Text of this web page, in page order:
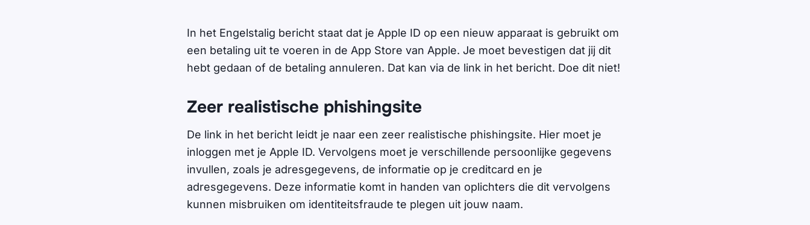
In het Engelstalig bericht staat dat je Apple ID op een nieuw apparaat is gebruikt om
een betaling uit te voeren in de App Store van Apple. Je moet bevestigen dat jij dit
hebt gedaan of de betaling annuleren. Dat kan via de link in het bericht. Doe dit niet!
Zeer realistische phishingsite
De link in het bericht leidt je naar een zeer realistische phishingsite. Hier moet je
inloggen met je Apple ID. Vervolgens moet je verschillende persoonlijke gegevens
invullen, zoals je adresgegevens, de informatie op je creditcard en je
adresgegevens. Deze informatie komt in handen van oplichters die dit vervolgens
kunnen misbruiken om identiteitsfraude te plegen uit jouw naam.